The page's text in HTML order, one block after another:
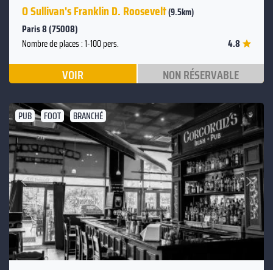
O Sullivan's Franklin D. Roosevelt(9.5km)
Paris 8 (75008)
Nombre de places : 1-100 pers. 4.8
VOIR NON RÉSERVABLE
PUB FOOT BRANCHÉ
Précédent
Suivant